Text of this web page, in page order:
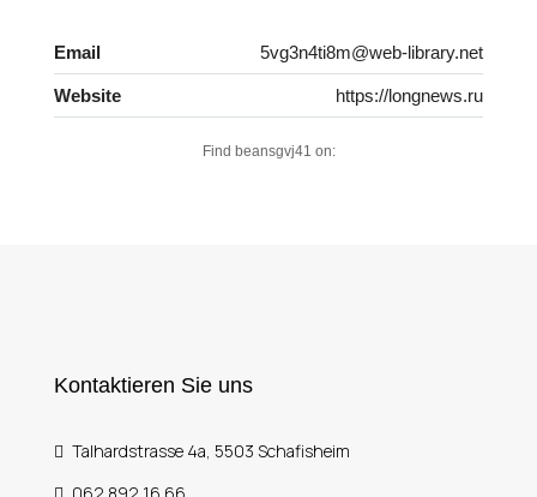
Email 5vg3n4ti8m@web-library.net
Website https://longnews.ru
Find beansgvj41 on:
Kontaktieren Sie uns
Talhardstrasse 4a, 5503 Schafisheim
062 892 16 66